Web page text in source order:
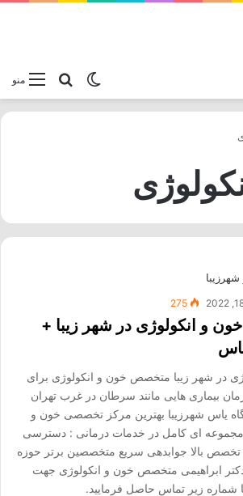
منوجستجو
تغییر پوسته
275
و انکولوژی در شهر زیبا +
در شهر زیبا متخصص خون و انکولوژی برای
بیماری هایی مانند سرطان در غرب تهران
یاس شهرزیبا بهترین مرکز تخصصی خون و
: مجموعه ای کامل در خدمات درمانی : دسترسی
بالا جوابدهی سریع متخصصین برتر حوزه
ابراهیمی متخصص خون و انکولوژی جهت
شماره زیر تماس حاصل فرمایید.